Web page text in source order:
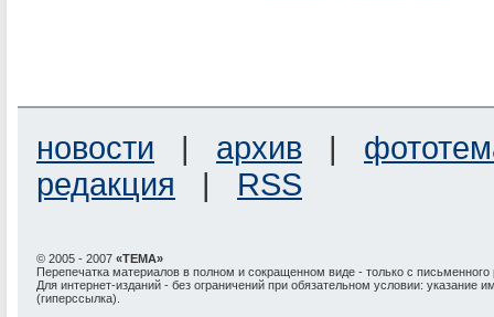
новости | архив |
редакция | RSS
© 2005 - 2007 «ТЕМА»
Перепечатка материалов в полном и сокращенном виде - только с
Для интернет-изданий - без ограничений при обязательном условии: указание
(гиперссылка).